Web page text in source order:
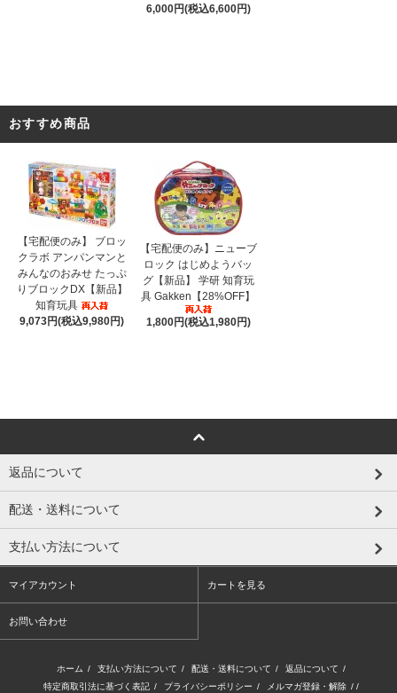
6,000円(税込6,600円)
おすすめ商品
【宅配便のみ】 ブロッ
クラボ アンパンマンと
みんなのおみせ たっぷ
りブロックDX【新品】
知育玩具
9,073円(税込9,980円)
【宅配便のみ】ニューブ
ロック はじめようバッ
グ【新品】 学研 知育玩
具 Gakken【28%OFF】
1,800円(税込1,980円)
返品について
配送・送料について
支払い方法について
マイアカウント カートを見る
お問い合わせ
ホーム / 支払い方法について / 配送・送料について / 返品について /
特定商取引法に基づく表記 / プライバシーポリシー / メルマガ登録・解除 / /